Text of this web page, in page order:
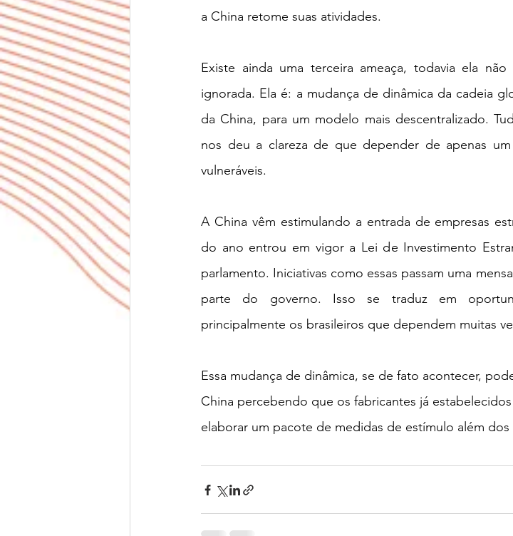
a China retome suas atividades.
Existe ainda uma terceira ameaça, todavia ela
ignorada. Ela é: a mudança de dinâmica da cadeia
da China, para um modelo mais descentralizado.
nos deu a clareza de que depender de apenas
vulneráveis.
A China vêm estimulando a entrada de empresas
do ano entrou em vigor a Lei de Investimento
parlamento. Iniciativas como essas passam uma
parte do governo. Isso se traduz em
principalmente os brasileiros que dependem muitas
Essa mudança de dinâmica, se de fato acontecer,
China percebendo que os fabricantes já
elaborar um pacote de medidas de estímulo além